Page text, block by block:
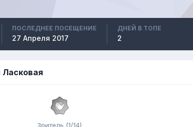
ПОСЛЕДНЕЕ ПОСЕЩЕНИЕ
27 Апреля 2017
ДНЕЙ В ТОПЕ
2
Зритель (1/14)